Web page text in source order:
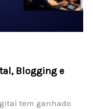
Blogging e
tem ganhado